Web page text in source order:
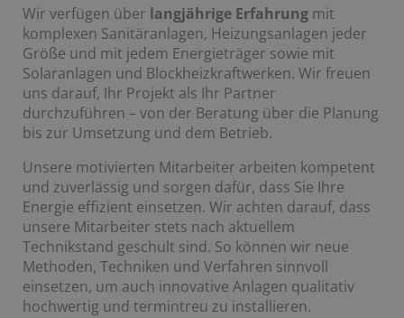
Wir verfügen über langjährige Erfahrung mit
komplexen Sanitäranlagen, Heizungsanlagen jeder
Größe und mit jedem Energieträger sowie mit
Solaranlagen und Blockheizkraftwerken. Wir freuen
uns darauf, Ihr Projekt als Ihr Partner
durchzuführen – von der Beratung über die Planung
bis zur Umsetzung und dem Betrieb.
Unsere motivierten Mitarbeiter arbeiten kompetent
und zuverlässig und sorgen dafür, dass Sie Ihre
Energie effizient einsetzen. Wir achten darauf, dass
unsere Mitarbeiter stets nach aktuellem
Technikstand geschult sind. So können wir neue
Methoden, Techniken und Verfahren sinnvoll
einsetzen, um auch innovative Anlagen qualitativ
hochwertig und termintreu zu installieren.